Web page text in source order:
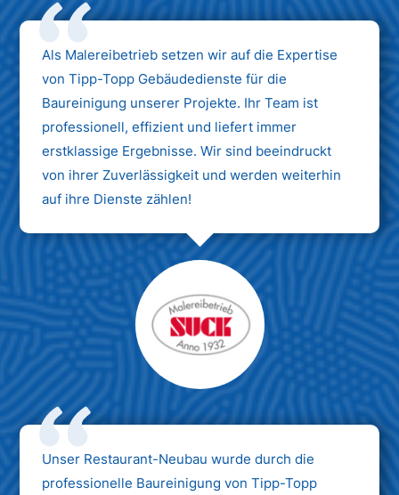
Als Malereibetrieb setzen wir auf die Expertise
von Tipp-Topp Gebäudedienste für die
Baureinigung unserer Projekte. Ihr Team ist
professionell, effizient und liefert immer
erstklassige Ergebnisse. Wir sind beeindruckt
von ihrer Zuverlässigkeit und werden weiterhin
auf ihre Dienste zählen!
Unser Restaurant-Neubau wurde durch die
professionelle Baureinigung von Tipp-Topp